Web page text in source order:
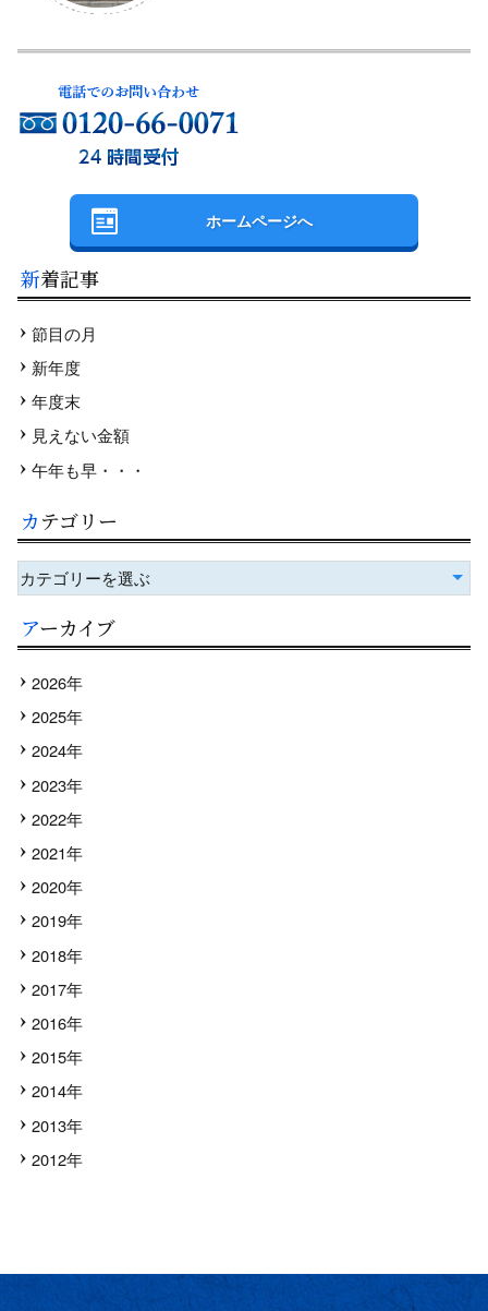
ホームページへ
新着記事
節目の月
新年度
年度末
見えない金額
午年も早・・・
カテゴリー
カテゴリーを選ぶ
アーカイブ
2026年
2025年
2024年
2023年
2022年
2021年
2020年
2019年
2018年
2017年
2016年
2015年
2014年
2013年
2012年